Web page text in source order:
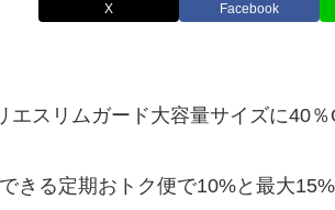
X Facebook
エスリムガード大容量サイズに40％
きる定期おトク便で10%と最大